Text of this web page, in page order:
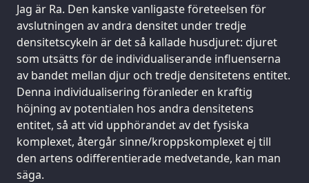
Jag är Ra. Den kanske vanligaste företeelsen för
avslutningen av andra densitet under tredje
densitetscykeln är det så kallade husdjuret: djuret
som utsätts för de individualiserande influenserna
av bandet mellan djur och tredje densitetens entitet.
Denna individualisering föranleder en kraftig
höjning av potentialen hos andra densitetens
entitet, så att vid upphörandet av det fysiska
komplexet, återgår sinne/kroppskomplexet ej till
den artens odifferentierade medvetande, kan man
säga.